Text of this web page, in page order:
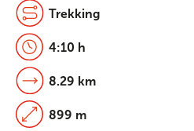
Trekking
4:10 h
8.29 km
899 m